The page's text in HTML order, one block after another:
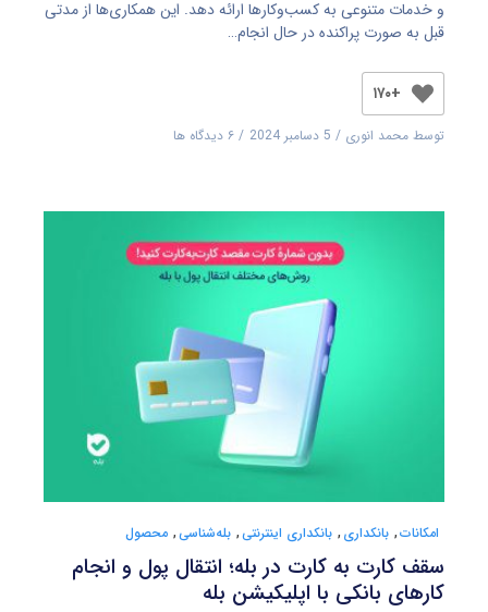
و خدمات متنوعی به کسب‌وکارها ارائه دهد. این همکاری‌ها از مدتی
قبل به صورت پراکنده در حال انجام…
+۱۷۰
توسط محمد انوری 5 دسامبر 2024 ۶ دیدگاه ها
امکانات, بانکداری , بانکداری اینترنتی, بله‌شناسی, محصول
سقف کارت به کارت در بله؛ انتقال پول و انجام
کارهای بانکی با اپلیکیشن بله